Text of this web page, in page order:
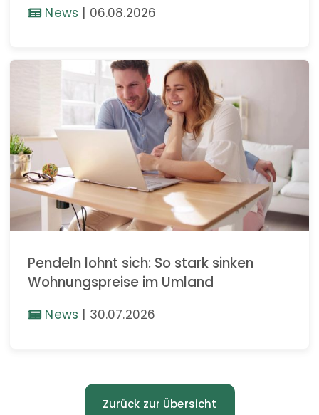
News | 06.08.2026
Pendeln lohnt sich: So stark sinken
Wohnungspreise im Umland
News | 30.07.2026
Zurück zur Übersicht